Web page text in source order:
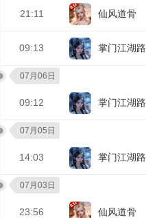
21:11 仙风道骨
09:13 掌门江湖路
07月06日
09:12 掌门江湖路
07月05日
14:03 掌门江湖路
07月03日
23:56 仙风道骨